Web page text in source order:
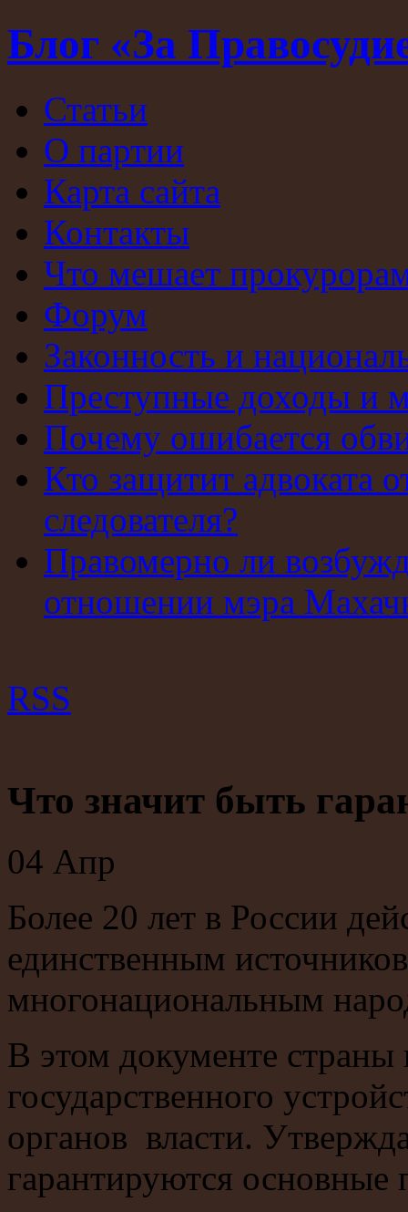
Блог «За
Статьи
О партии
Карта сайта
Контакты
Что мешает
Форум
Законность и
Преступные доходы и
Почему ошибается
Кто защитит адвоката
следователя?
Правомерно ли
отношении мэра
RSS
Что значит быть
04 Апр
Более 20 лет в России
единственным
многонациональным
В этом документе
государственного
органов власти.
гарантируются основные